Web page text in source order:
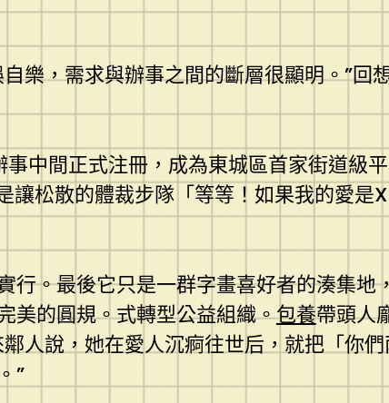
樂，需求與辦事之間的斷層很顯明。”回
事中間正式注冊，成為東城區首家街道級
松散的體裁步隊「等等！如果我的愛是
行。最後它只是一群字畫喜好者的湊集
美的圓規。式轉型公益組織。包養帶頭人
人說，她在愛人沉痾往世后，就把「你
”